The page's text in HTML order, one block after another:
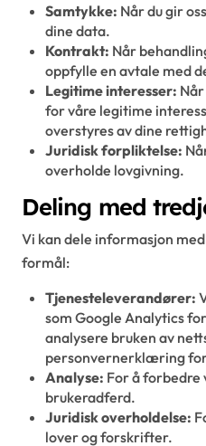
Samtykke: Når du gir
dine data.
Kontrakt: Når
oppfylle en avtale med
Legitime interesser:
for våre legitime
overstyres av dine
Juridisk forpliktelse:
overholde lovgivning.
Deling med
Vi kan dele informasjon
formål:
Tjenesteleverandører:
som Google Analytics
analysere bruken av
personvernerklæring
Analyse: For å forbedre
brukeradferd.
Juridisk overholdelse:
lover og forskrifter.